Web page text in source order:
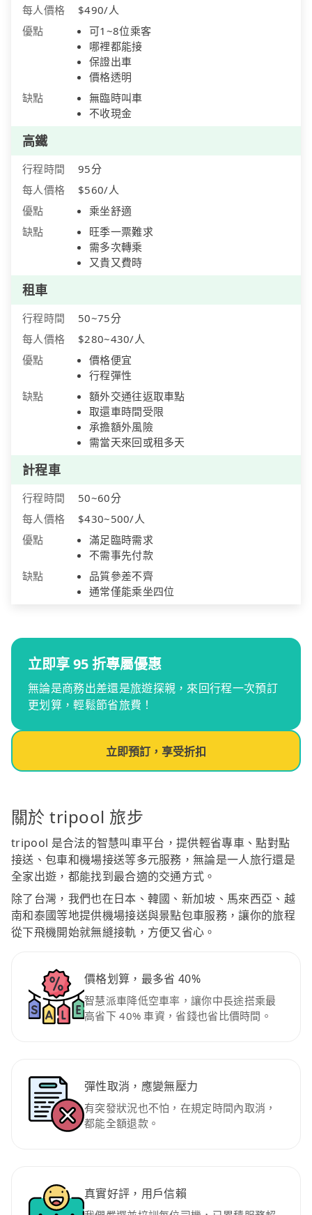
每人價格
$490/人
優點
可1~8位乘客
哪裡都能接
保證出車
價格透明
缺點
無臨時叫車
不收現金
高鐵
行程時間
95分
每人價格
$560/人
優點
乘坐舒適
缺點
旺季一票難求
需多次轉乘
又貴又費時
租車
行程時間
50~75分
每人價格
$280~430/人
優點
價格便宜
行程彈性
缺點
額外交通往返取車點
取還車時間受限
承擔額外風險
需當天來回或租多天
計程車
行程時間
50~60分
每人價格
$430~500/人
優點
滿足臨時需求
不需事先付款
缺點
品質參差不齊
通常僅能乘坐四位
立即享 95 折專屬優惠
無論是商務出差還是旅遊探親，來回行程一次預訂
更划算，輕鬆節省旅費！
立即預訂，享受折扣
關於 tripool 旅步
tripool 是合法的智慧叫車平台，提供輕省專車、點對點
接送、包車和機場接送等多元服務，無論是一人旅行還是
全家出遊，都能找到最合適的交通方式。
除了台灣，我們也在日本、韓國、新加坡、馬來西亞、越
南和泰國等地提供機場接送與景點包車服務，讓你的旅程
從下飛機開始就無縫接軌，方便又省心。
價格划算，最多省 40%
智慧派車降低空車率，讓你中長途搭乘最
高省下 40% 車資，省錢也省比價時間。
彈性取消，應變無壓力
有突發狀況也不怕，在規定時間內取消，
都能全額退款。
真實好評，用戶信賴